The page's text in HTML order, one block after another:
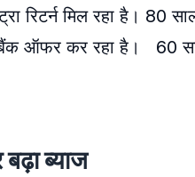
रिटर्न मिल रहा है। 80
बैंक ऑफर कर रहा है। 60
ब्याज